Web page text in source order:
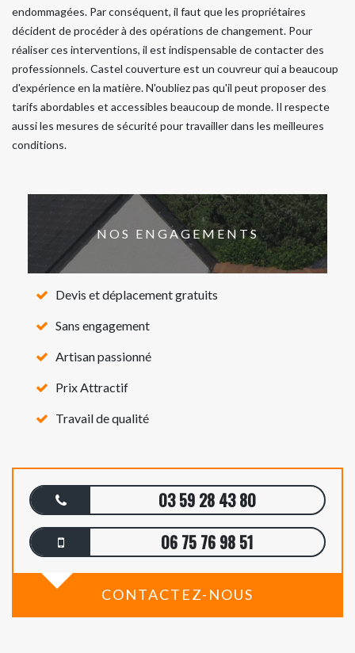
endommagées. Par conséquent, il faut que les propriétaires
décident de procéder à des opérations de changement. Pour
réaliser ces interventions, il est indispensable de contacter des
professionnels. Castel couverture est un couvreur qui a beaucoup
d'expérience en la matière. N'oubliez pas qu'il peut proposer des
tarifs abordables et accessibles beaucoup de monde. Il respecte
aussi les mesures de sécurité pour travailler dans les meilleures
conditions.
NOS ENGAGEMENTS
Devis et déplacement gratuits
Sans engagement
Artisan passionné
Prix Attractif
Travail de qualité
03 59 28 43 80
06 75 76 98 51
CONTACTEZ-NOUS